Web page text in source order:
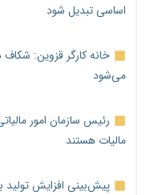
اساسی تبدیل شود
خانه کارگر قزوین:
می‌شود
رئیس سازمان امور
مالیات هستند